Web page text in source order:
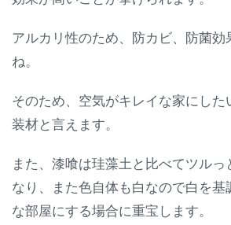
アルカリ性のため、防カビ、防菌効
ね。
そのため、空気がキレイな家にした
装材と言えます。
また、漆喰は珪藻土と比べてツルっ
なり、また色自体も白なので白を基
な部屋にする場合に重宝します。